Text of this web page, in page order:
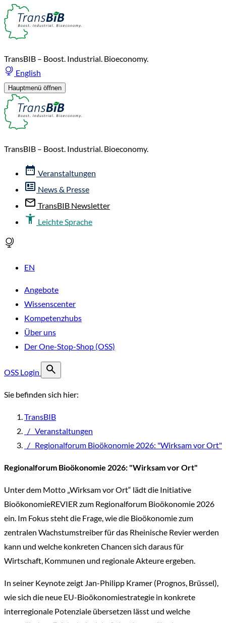
TransBIB – Boost. Industrial. Bioeconomy.
English
Hauptmenü öffnen
TransBIB – Boost. Industrial. Bioeconomy.
Veranstaltungen
News & Presse
TransBIB Newsletter
Leichte Sprache
EN
Angebote
Wissenscenter
Kompetenzhubs
Über uns
Der One-Stop-Shop (OSS)
OSS Login
Sie befinden sich hier:
TransBIB
/ Veranstaltungen
/ Regionalforum Bioökonomie 2026: "Wirksam vor Ort"
Regionalforum Bioökonomie 2026: "Wirksam vor Ort"
Unter dem Motto „Wirksam vor Ort“ lädt die Initiative
BioökonomieREVIER zum Regionalforum Bioökonomie 2026
ein. Im Fokus steht die Frage, wie die Bioökonomie zum
zentralen Wachstumstreiber für das Rheinische Revier werden
kann und welche konkreten Chancen sich daraus für
Wirtschaft, Kommunen und regionale Akteure ergeben.
In seiner Keynote zeigt Jan-Philipp Kramer (Prognos, Brüssel),
wie sich die neue EU-Bioökonomiestrategie in konkrete
interregionale Potenziale übersetzen lässt und welche